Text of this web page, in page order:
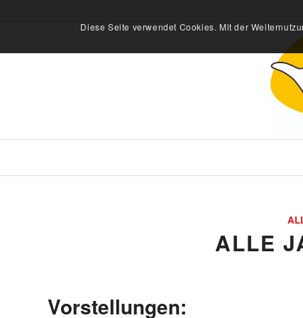
ALLE
Vorstellungen:
Diese Seite verwendet Cookies. Mit der